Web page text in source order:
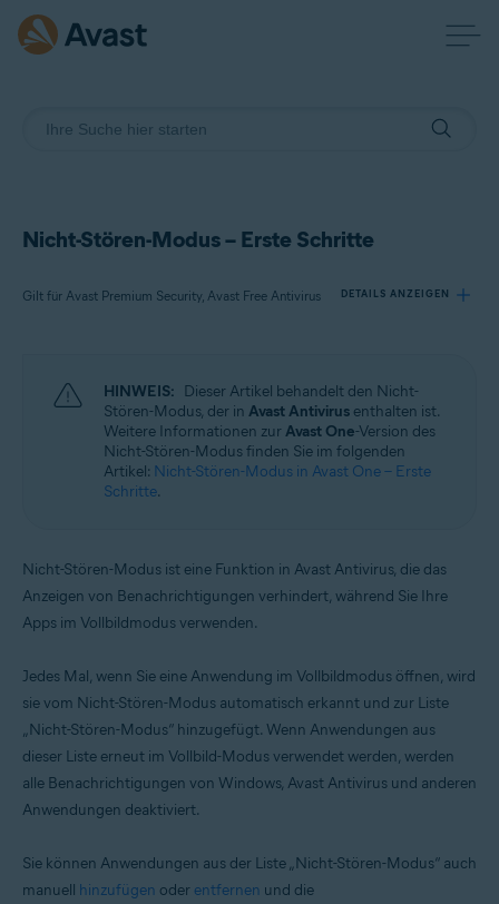
Nicht-Stören-Modus – Erste Schritte
Gilt für Avast Premium Security, Avast Free Antivirus DETAILS ANZEIGEN
Avast Premium Security
Avast Free Antivirus
Betriebssysteme:
HINWEIS: Dieser Artikel behandelt den Nicht-
Stören-Modus, der in Avast Antivirus enthalten ist.
Weitere Informationen zurAvast One-Version des
Nicht-Stören-Modus finden Sie im folgenden
Artikel: Nicht-Stören-Modus in Avast One – Erste
Schritte.
Nicht-Stören-Modus ist eine Funktion in Avast Antivirus, die das
Anzeigen von Benachrichtigungen verhindert, während Sie Ihre
Apps im Vollbildmodus verwenden.
Jedes Mal, wenn Sie eine Anwendung im Vollbildmodus öffnen, wird
sie vom Nicht-Stören-Modus automatisch erkannt und zur Liste
„Nicht-Stören-Modus“ hinzugefügt. Wenn Anwendungen aus
dieser Liste erneut im Vollbild-Modus verwendet werden, werden
alle Benachrichtigungen von Windows, Avast Antivirus und anderen
Anwendungen deaktiviert.
Sie können Anwendungen aus der Liste „Nicht-Stören-Modus“ auch
manuell hinzufügen oder entfernen und die